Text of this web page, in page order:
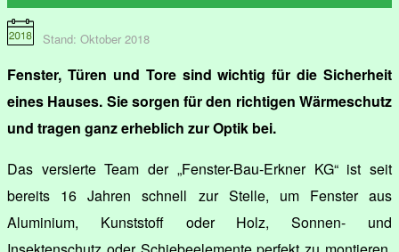
Stand: Oktober 2018
Fenster, Türen und Tore sind wichtig für die Sicherheit
eines Hauses. Sie sorgen für den richtigen Wärmeschutz
und tragen ganz erheblich zur Optik bei.
Das versierte Team der „Fenster-Bau-Erkner KG“ ist seit
bereits 16 Jahren schnell zur Stelle, um Fenster aus
Aluminium, Kunststoff oder Holz, Sonnen- und